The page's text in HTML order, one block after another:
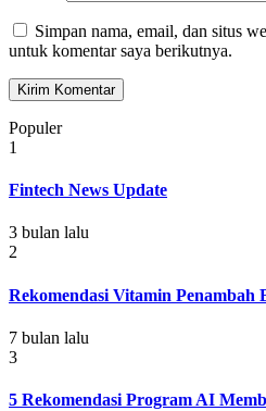
Simpan nama, email, dan situs
untuk komentar saya berikutnya.
Populer
1
Fintech News Update
3 bulan lalu
2
Rekomendasi Vitamin Penambah
7 bulan lalu
3
5 Rekomendasi Program AI